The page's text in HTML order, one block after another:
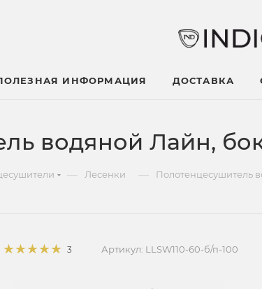
ИНФОРМАЦИЯ ДОСТАВКА
водяной Лайн,
— Лесенки — Полотенцесушитель
3 Артикул: LLSW110-60-б/п-100